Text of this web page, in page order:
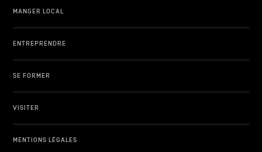
MANGER LOCAL
ENTREPRENDRE
SE FORMER
VISITER
MENTIONS LÉGALES